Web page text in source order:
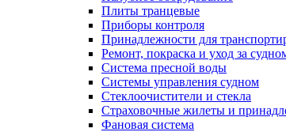
Плиты транцевые
Приборы контроля
Принадлежности для
Ремонт, покраска и уход за
Система пресной воды
Системы управления судном
Стеклоочистители и стекла
Страховочные жилеты и
Фановая система